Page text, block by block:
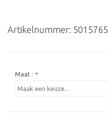
Artikelnummer: 5015765
Maat : *